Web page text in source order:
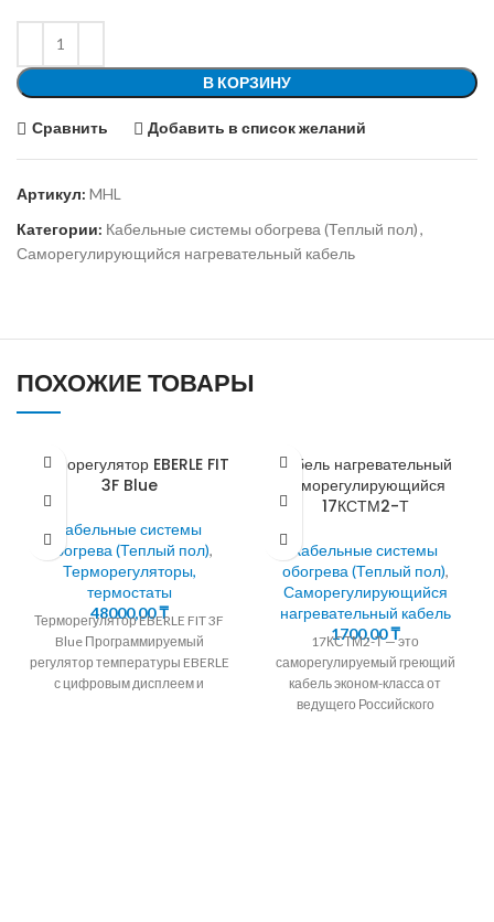
В КОРЗИНУ
Сравнить Добавить в список желаний
Артикул: MHL
Категории: Кабельные системы обогрева (Теплый пол),
Саморегулирующийся нагревательный кабель
ПОХОЖИЕ ТОВАРЫ
Терморегулятор EBERLE FIT
3F Blue
Кабельные системы
обогрева (Теплый пол),
Терморегуляторы,
термостаты
48000,00₸
Терморегулятор EBERLE FIT 3F
Blue Программируемый
регулятор температуры EBERLE
с цифровым дисплеем и
Кабель нагревательный
саморегулирующийся
17КСТМ2-Т
Кабельные системы
обогрева (Теплый пол),
Саморегулирующийся
нагревательный кабель
1700,00₸
17КСТМ2-Т — это
саморегулируемый греющий
кабель эконом-класса от
ведущего Российского